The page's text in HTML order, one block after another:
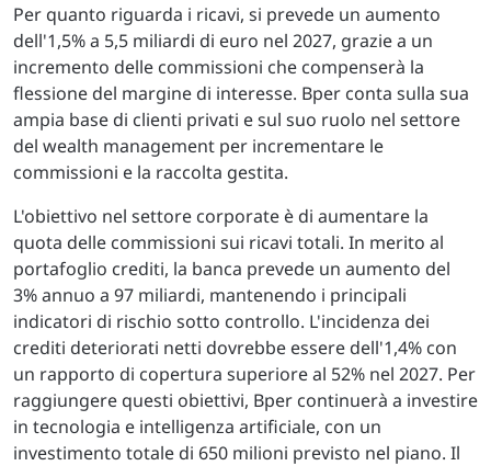
Per quanto riguarda i ricavi, si prevede un aumento
dell'1,5% a 5,5 miliardi di euro nel 2027, grazie a un
incremento delle commissioni che compenserà la
flessione del margine di interesse. Bper conta sulla sua
ampia base di clienti privati e sul suo ruolo nel settore
del wealth management per incrementare le
commissioni e la raccolta gestita.
L'obiettivo nel settore corporate è di aumentare la
quota delle commissioni sui ricavi totali. In merito al
portafoglio crediti, la banca prevede un aumento del
3% annuo a 97 miliardi, mantenendo i principali
indicatori di rischio sotto controllo. L'incidenza dei
crediti deteriorati netti dovrebbe essere dell'1,4% con
un rapporto di copertura superiore al 52% nel 2027. Per
raggiungere questi obiettivi, Bper continuerà a investire
in tecnologia e intelligenza artificiale, con un
investimento totale di 650 milioni previsto nel piano. Il